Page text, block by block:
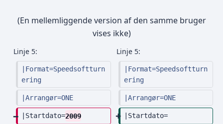
g
e
n
r
d
g
(En mellemliggende version af den samme bruger
vises ikke)
Linje 5: Linje 5:
|Format=Speedsoftturn
ering
|Format=Speedsoftturn
ering
|Arrangør=ONE |Arrangør=ONE
|Startdato=2009 |Startdato=